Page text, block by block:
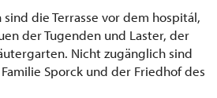
die Terrasse vor dem hospitál,
der Tugenden und Laster, der
Nicht zugänglich sind
Sporck und der Friedhof des